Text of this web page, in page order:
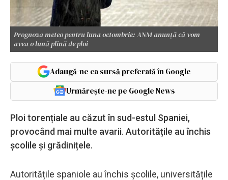
Prognoza meteo pentru luna octombrie: ANM anunță că vom
avea o lună plină de ploi
Adaugă-ne ca sursă preferată în Google
Urmărește-ne pe Google News
Ploi torențiale au căzut în sud-estul Spaniei,
provocând mai multe avarii. Autoritățile au închis
școlile și grădinițele.
Autoritățile spaniole au închis școlile, universitățile